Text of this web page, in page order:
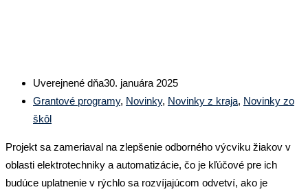
Uverejnené dňa30. januára 2025
Grantové programy, Novinky, Novinky z kraja, Novinky zo
škôl
Projekt sa zameriaval na zlepšenie odborného výcviku žiakov v
oblasti elektrotechniky a automatizácie, čo je kľúčové pre ich
budúce uplatnenie v rýchlo sa rozvíjajúcom odvetví, ako je